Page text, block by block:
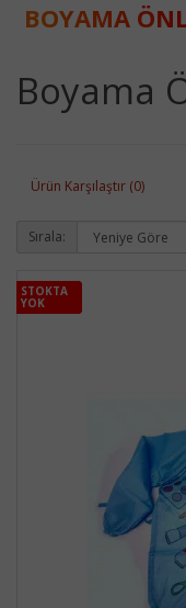
BOYAMA
Boyama
Ürün Karşılaştır (0)
Sırala:
STOKTA
YOK
STOKTA
YOK